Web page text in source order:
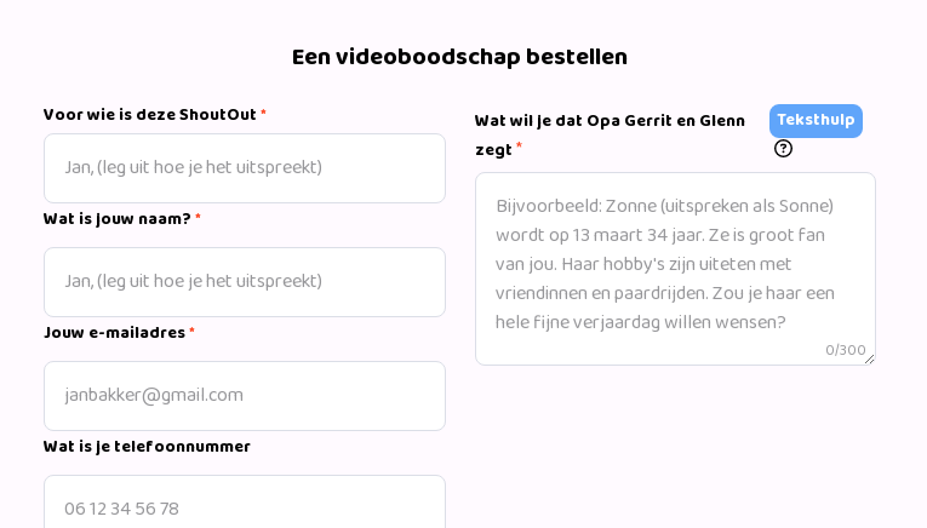
Een videoboodschap bestellen
Voor wie is deze ShoutOut*
Wat is jouw naam?*
Jouw e-mailadres*
Wat is je telefoonnummer
Wat wil je dat Opa Gerrit en Glenn
zegt*
Teksthulp
0/300